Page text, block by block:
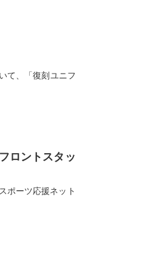
て、「復刻ユニフ
ロントスタッ
ポーツ応援ネット